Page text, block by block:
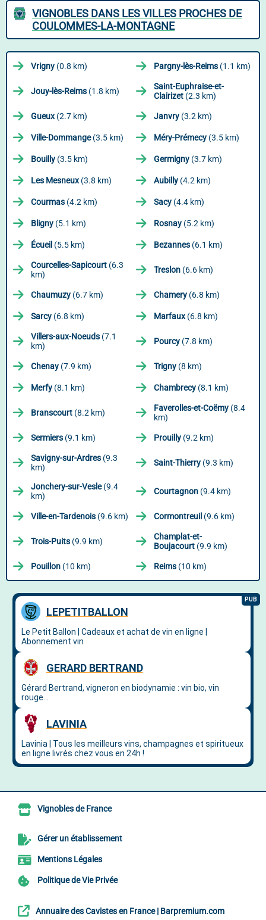
VIGNOBLES DANS LES VILLES PROCHES DE
COULOMMES-LA-MONTAGNE
Vrigny (0.8 km) Pargny-lès-Reims (1.1 km)
Jouy-lès-Reims (1.8 km)
Saint-Euphraise-et-
Clairizet (2.3 km)
Gueux(2.7 km) Janvry (3.2 km)
Ville-Dommange(3.5 km) Méry-Prémecy (3.5 km)
Bouilly (3.5 km) Germigny (3.7 km)
Les Mesneux(3.8 km) Aubilly (4.2 km)
Courmas (4.2 km) Sacy (4.4 km)
Bligny (5.1 km) Rosnay (5.2 km)
Écueil (5.5 km) Bezannes (6.1 km)
Courcelles-Sapicourt (6.3
km)
Treslon (6.6 km)
Chaumuzy (6.7 km) Chamery (6.8 km)
Sarcy (6.8 km) Marfaux(6.8 km)
Villers-aux-Noeuds (7.1
km)
Pourcy (7.8 km)
Chenay (7.9 km) Trigny (8 km)
Merfy (8.1 km) Chambrecy (8.1 km)
Branscourt (8.2 km) Faverolles-et-Coëmy (8.4
km)
Sermiers (9.1 km) Prouilly (9.2 km)
Savigny-sur-Ardres (9.3
km)
Saint-Thierry (9.3 km)
Jonchery-sur-Vesle(9.4
km)
Courtagnon (9.4 km)
Ville-en-Tardenois (9.6 km) Cormontreuil (9.6 km)
Trois-Puits (9.9 km)
Champlat-et-
Boujacourt (9.9 km)
Pouillon (10 km) Reims (10 km)
Vignobles de France
Gérer un établissement
Mentions Légales
Politique de Vie Privée
Annuaire des Cavistes en France | Barpremium.com